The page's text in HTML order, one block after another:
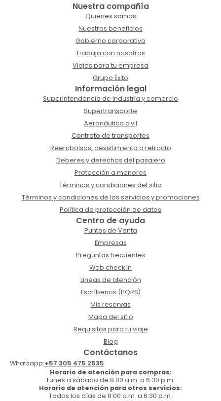
Nuestra compañía
Quiénes somos
Nuestros beneficios
Gobierno corporativo
Trabaja con nosotros
Viajes para tu empresa
Grupo Éxito
Información legal
Superintendencia de industria y comercio
Supertransporte
Aeronáutica civil
Contrato de transportes
Reembolsos, desistimiento o retracto
Deberes y derechos del pasajero
Protección a menores
Términos y condiciones del sitio
Términos y condiciones de los servicios y promociones
Política de protección de datos
Centro de ayuda
Puntos de Venta
Empresas
Preguntas frecuentes
Web check in
Lineas de atención
Escríbenos (PQRS)
Mis reservas
Mapa del sitio
Requisitos para tu viaje
Blog
Contáctanos
Whatsapp:+57 305 475 2535
Horario de atención para compras:
Lunes a sábado de 8:00 a.m. a 6:30 p.m.
Horario de atención para otros servicios:
Todos los días de 8:00 a.m. a 6:30 p.m.